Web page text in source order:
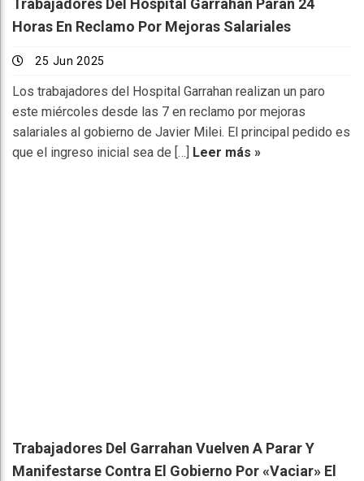
Horas En Reclamo Por Mejoras Salariales
25 Jun 2025
Los trabajadores del Hospital Garrahan realizan un paro
este miércoles desde las 7 en reclamo por mejoras
salariales al gobierno de Javier Milei. El principal pedido es
que el ingreso inicial sea de […] Leer más »
Trabajadores Del Garrahan Vuelven A Parar Y
Manifestarse Contra El Gobierno Por «vaciar» El